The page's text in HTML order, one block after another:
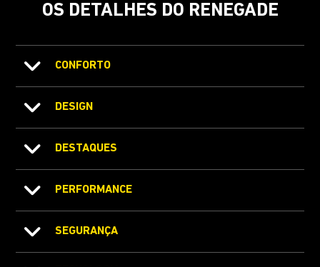
OS DETALHES DO RENEGADE
CONFORTO
DESIGN
DESTAQUES
PERFORMANCE
SEGURANÇA